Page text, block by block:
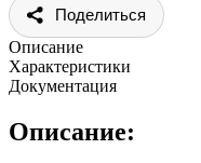
Поделиться
Описание
Характеристики
Документация
Описание: